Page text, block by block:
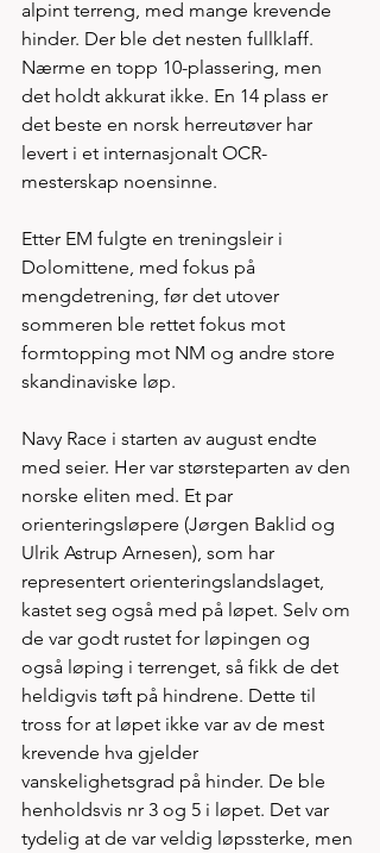
alpint terreng, med mange krevende
hinder. Der ble det nesten fullklaff.
Nærme en topp 10-plassering, men
det holdt akkurat ikke. En 14 plass er
det beste en norsk herreutøver har
levert i et internasjonalt OCR-
mesterskap noensinne.
Etter EM fulgte en treningsleir i
Dolomittene, med fokus på
mengdetrening, før det utover
sommeren ble rettet fokus mot
formtopping mot NM og andre store
skandinaviske løp.
Navy Race i starten av august endte
med seier. Her var størsteparten av den
norske eliten med. Et par
orienteringsløpere (Jørgen Baklid og
Ulrik Astrup Arnesen), som har
representert orienteringslandslaget,
kastet seg også med på løpet. Selv om
de var godt rustet for løpingen og
også løping i terrenget, så fikk de det
heldigvis tøft på hindrene. Dette til
tross for at løpet ikke var av de mest
krevende hva gjelder
vanskelighetsgrad på hinder. De ble
henholdsvis nr 3 og 5 i løpet. Det var
tydelig at de var veldig løpssterke, men